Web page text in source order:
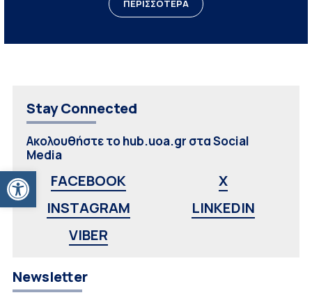
Ανοίξτε τη γραμμή εργαλείων
ΠΕΡΙΣΣΟΤΕΡΑ
Stay Connected
Ακολουθήστε το hub.uoa.gr στα Social
Media
FACEBOOK
X
INSTAGRAM
LINKEDIN
VIBER
Newsletter